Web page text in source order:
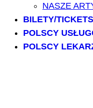
NASZE
BILETY/TICKETS
POLSCY
POLSCY